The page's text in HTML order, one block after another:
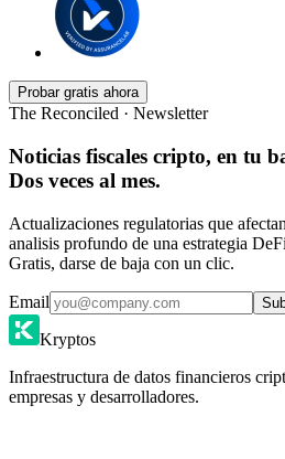
Probar gratis ahora
The Reconciled · Newsletter
Noticias fiscales cripto, en tu
Dos veces al mes.
Actualizaciones regulatorias que
analisis profundo de una estrategia
Gratis, darse de baja con un clic.
Email
Kryptos
Infraestructura de datos financieros
empresas y desarrolladores.